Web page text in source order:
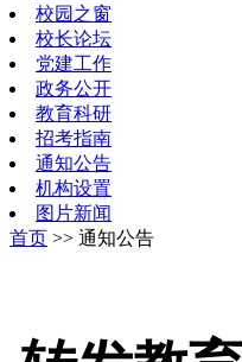
校园之窗
校长论坛
党建工作
政务公开
教育科研
招考指南
通知公告
机构设置
图片新闻
首页 >> 通知公告